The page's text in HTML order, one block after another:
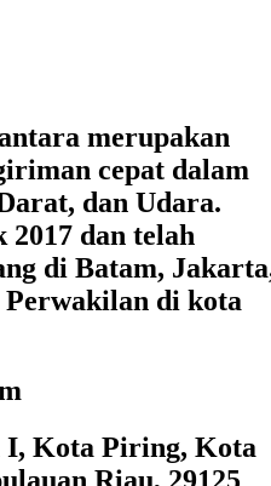
merupakan
cepat dalam
dan Udara.
2017 dan telah
di Batam,
Perwakilan di kota
I, Kota Piring, Kota